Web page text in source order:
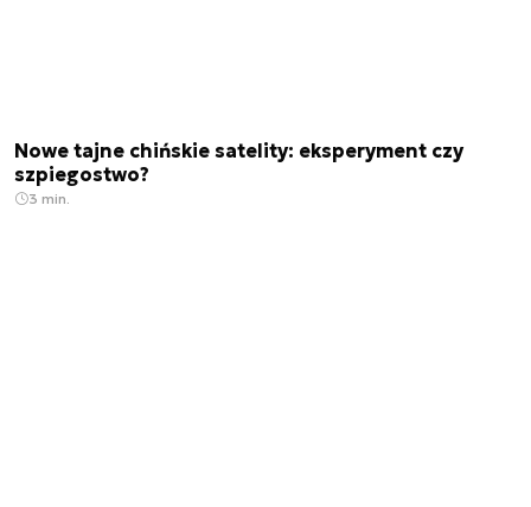
Nowe tajne chińskie satelity: eksperyment czy
szpiegostwo?
3 min.